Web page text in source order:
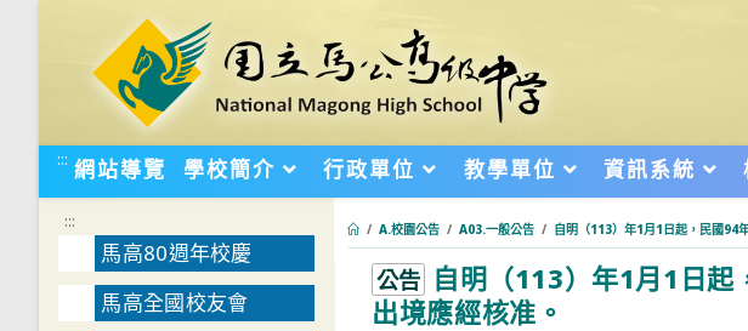
::: 網站導覽 學校簡介 行政單位 教學單位 資訊系統
/ A.校園公告 / A03.一般公告 / 自明（113）年1月1日起，民國94
公告 自明（113）年1月1日起
出境應經核准。
:::
馬高80週年校慶
馬高全國校友會